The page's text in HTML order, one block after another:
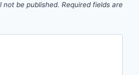
not be published. Required fields are